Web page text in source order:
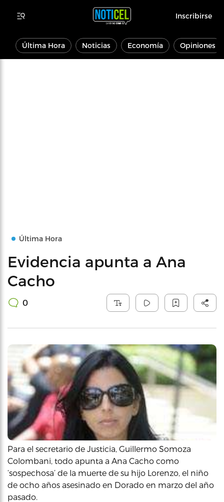
Inscribirse
Última Hora Noticias Economía Opiniones
Última Hora
Evidencia apunta a Ana
Cacho
0
Para el secretario de Justicia, Guillermo Somoza
Colombani, todo apunta a Ana Cacho como
‘sospechosa’ de la muerte de su hijo Lorenzo, el niño
de ocho años asesinado en Dorado en marzo del año
pasado.